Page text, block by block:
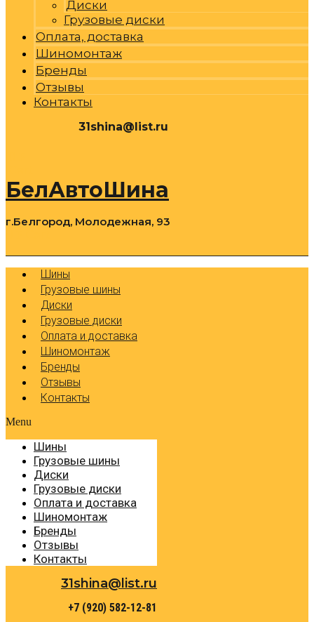
Диски
Грузовые диски
Оплата, доставка
Шиномонтаж
Бренды
Отзывы
Контакты
31shina@list.ru
БелАвтоШина
г.Белгород, Молодежная, 93
Шины
Грузовые шины
Диски
Грузовые диски
Оплата и доставка
Шиномонтаж
Бренды
Отзывы
Контакты
Menu
Шины
Грузовые шины
Диски
Грузовые диски
Оплата и доставка
Шиномонтаж
Бренды
Отзывы
Контакты
31shina@list.ru
+7 (920) 582-12-81